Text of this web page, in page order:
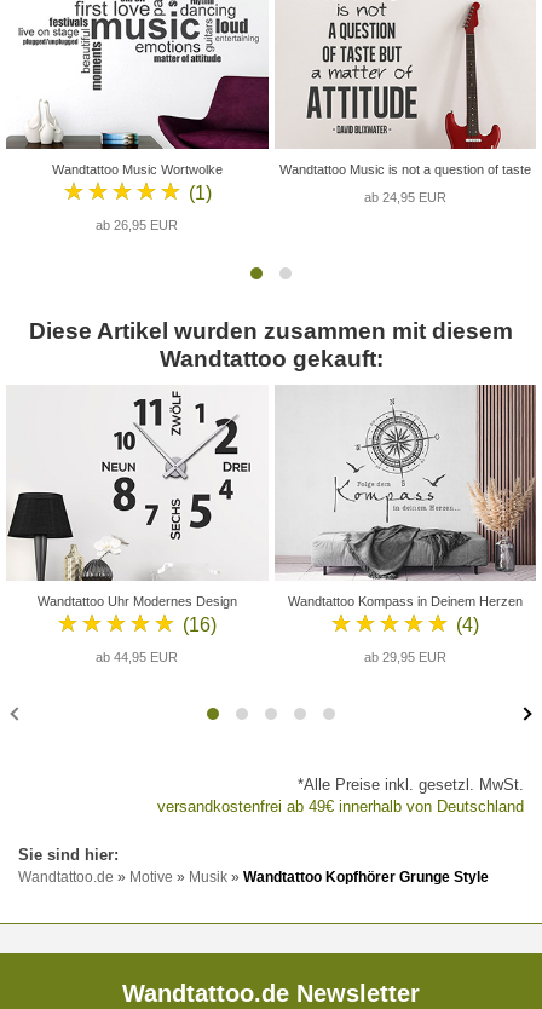
Wandtattoo Music Wortwolke
★★★★★ (1)
ab 26,95 EUR
Wandtattoo Music is not a question of taste
ab 24,95 EUR
Diese Artikel wurden zusammen mit diesem
Wandtattoo gekauft:
Wandtattoo Uhr Modernes Design
★★★★★ (16)
ab 44,95 EUR
Wandtattoo Kompass in Deinem Herzen
★★★★★ (4)
ab 29,95 EUR
*Alle Preise inkl. gesetzl. MwSt.
versandkostenfrei ab 49€ innerhalb von Deutschland
Wandtattoo.de » Motive » Musik » Wandtattoo Kopfhörer Grunge Style
Wandtattoo.de Newsletter